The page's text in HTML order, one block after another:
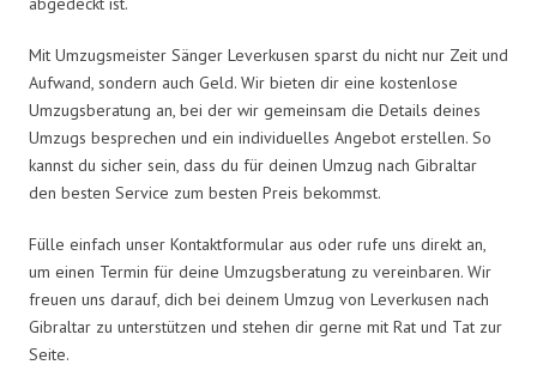
Mit Umzugsmeister Sänger Leverkusen sparst du nicht nur Zeit und
Aufwand, sondern auch Geld. Wir bieten dir eine kostenlose
Umzugsberatung an, bei der wir gemeinsam die Details deines
Umzugs besprechen und ein individuelles Angebot erstellen. So
kannst du sicher sein, dass du für deinen Umzug nach Gibraltar
den besten Service zum besten Preis bekommst.
Fülle einfach unser Kontaktformular aus oder rufe uns direkt an,
um einen Termin für deine Umzugsberatung zu vereinbaren. Wir
freuen uns darauf, dich bei deinem Umzug von Leverkusen nach
Gibraltar zu unterstützen und stehen dir gerne mit Rat und Tat zur
Seite.